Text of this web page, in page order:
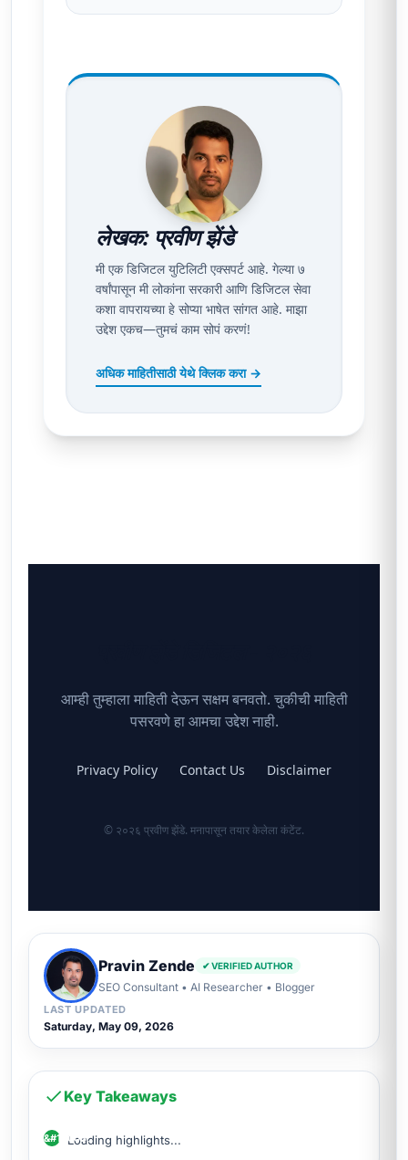
लेखक: प्रवीण झेंडे
मी एक डिजिटल युटिलिटी एक्सपर्ट आहे. गेल्या ७
वर्षांपासून मी लोकांना सरकारी आणि डिजिटल सेवा
कशा वापरायच्या हे सोप्या भाषेत सांगत आहे. माझा
उद्देश एकच—तुमचं काम सोपं करणं!
अधिक माहितीसाठी येथे क्लिक करा →
आम्ही तुम्हाला माहिती देऊन सक्षम बनवतो. चुकीची माहिती
पसरवणे हा आमचा उद्देश नाही.
Privacy Policy Contact Us Disclaimer
© २०२६ प्रवीण झेंडे. मनापासून तयार केलेला कंटेंट.
Pravin Zende ✔ VERIFIED AUTHOR
SEO Consultant • AI Researcher • Blogger
LAST UPDATED
Saturday, May 09, 2026
Key Takeaways
Loading highlights...